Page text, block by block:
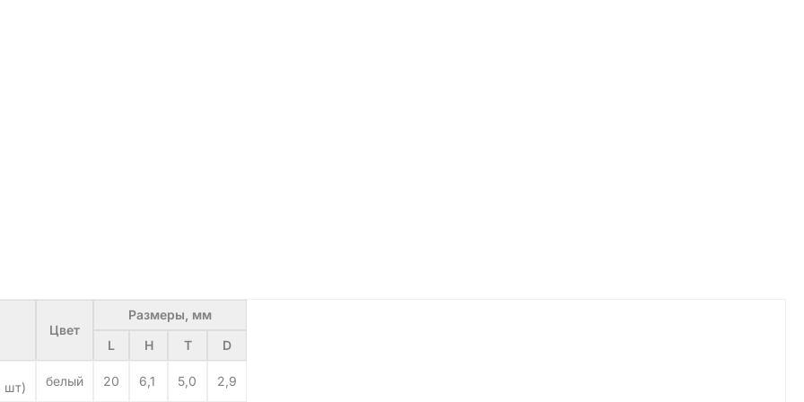
Цвет
Размеры, мм
L
H T D
шт) белый 20 6,1 5,0 2,9